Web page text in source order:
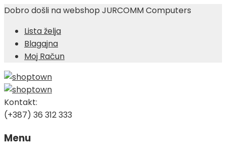
Dobro došli na webshop JURCOMM Computers
Lista želja
Blagajna
Moj Račun
Kontakt:
(+387) 36 312 333
Menu